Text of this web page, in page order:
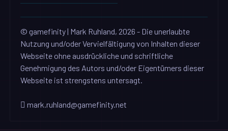
© gamefinity | Mark Ruhland, 2026 - Die unerlaubte
Nutzung und/oder Vervielfältigung von Inhalten dieser
Webseite ohne ausdrückliche und schriftliche
Genehmigung des Autors und/oder Eigentümers dieser
Webseite ist strengstens untersagt.
mark.ruhland@gamefinity.net